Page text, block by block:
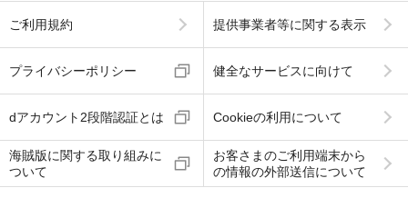
ご利用規約 提供事業者等に関する表示
プライバシーポリシー 健全なサービスに向けて
dアカウント2段階認証とは Cookieの利用について
海賊版に関する取り組みに
ついて
お客さまのご利用端末から
の情報の外部送信について